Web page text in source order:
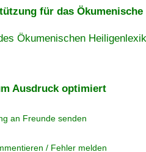
für das Ökumenische
Ökumenischen
Ausdruck optimiert
an Freunde senden
/ Fehler melden